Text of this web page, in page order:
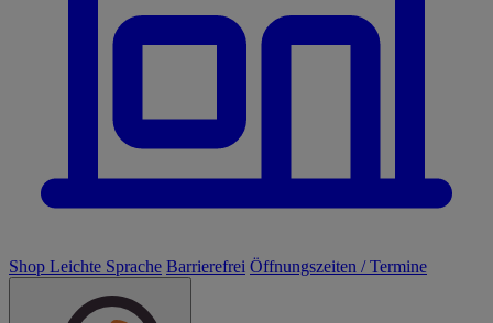
Shop Leichte Sprache Barrierefrei Öffnungszeiten / Termine